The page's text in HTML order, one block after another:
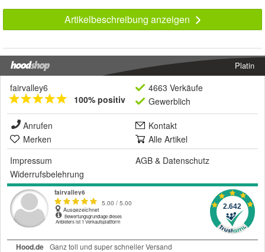
Artikelbeschreibung anzeigen
Platin
fairvalley6
100% positiv
4663 Verkäufe
Gewerblich
Anrufen
Kontakt
Merken
Alle Artikel
Impressum
AGB & Datenschutz
Widerrufsbelehrung